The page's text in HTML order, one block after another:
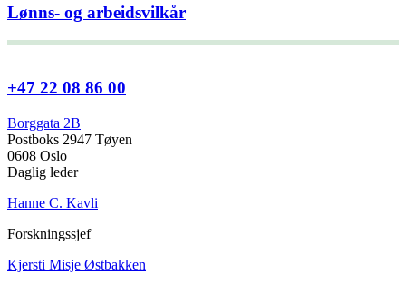
Lønns- og arbeidsvilkår
+47 22 08 86 00
Borggata 2B
Postboks 2947 Tøyen
0608 Oslo
Daglig leder
Hanne C. Kavli
Forskningssjef
Kjersti Misje Østbakken